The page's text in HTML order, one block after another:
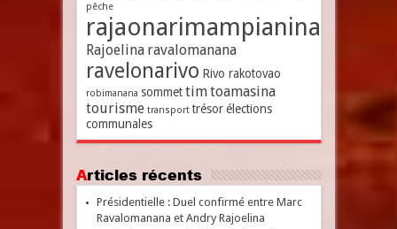
pêche
rajaonarimampianina
Rajoelina ravalomanana
ravelonarivo Rivo rakotovao
robimanana sommet timtoamasina
tourisme transport trésor élections
communales
Articles récents
Présidentielle : Duel confirmé entre Marc
Ravalomanana et Andry Rajoelina